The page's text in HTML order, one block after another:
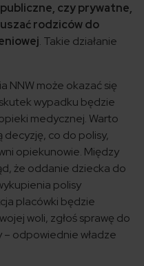
czy prywatne,
rodziców do
. Takie działanie
NNW może okazać się
wypadku będzie
medycznej. Warto
co do polisy,
opiekunowie. Między
że oddanie dziecka do
polisy
placówki będzie
woli, zgłoś sprawę do
odpowiednie władze